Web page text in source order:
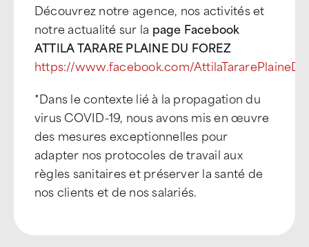
Découvrez notre agence, nos activités et
notre actualité sur la page Facebook
ATTILA TARARE PLAINE DU FOREZ
https://www.facebook.com/
*Dans le contexte lié à la propagation du
virus COVID-19, nous avons mis en œuvre
des mesures exceptionnelles pour
adapter nos protocoles de travail aux
règles sanitaires et préserver la santé de
nos clients et de nos salariés.